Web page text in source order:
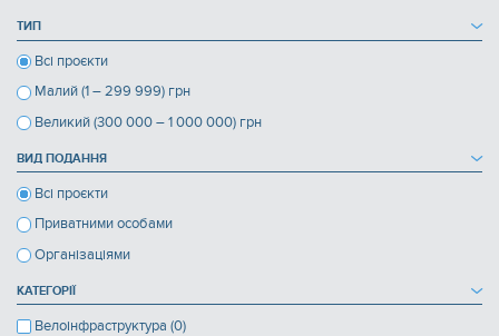
ТИП
Всі проєкти
Малий (1 – 299 999) грн
Великий (300 000 – 1 000 000) грн
ВИД ПОДАННЯ
Всі проєкти
Приватними особами
Організаціями
КАТЕГОРІЇ
Велоінфраструктура (0)